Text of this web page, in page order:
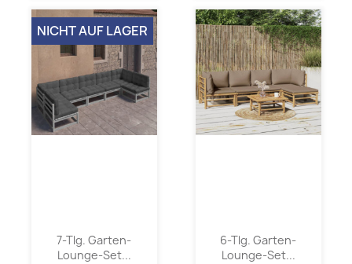
7-Tlg. Garten-
Lounge-Set...
NICHT AUF LAGER
6-Tlg. Garten-
Lounge-Set...